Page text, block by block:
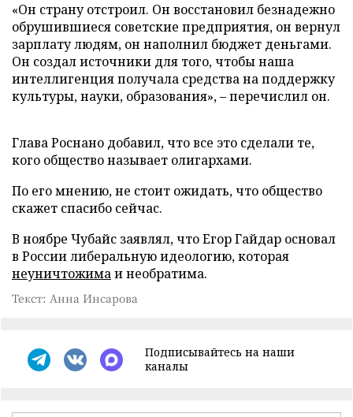
«Он страну отстроил. Он восстановил безнадежно
обрушившиеся советские предприятия, он вернул
зарплату людям, он наполнил бюджет деньгами.
Он создал источники для того, чтобы наша
интеллигенция получала средства на поддержку
культуры, науки, образования», – перечислил он.
Глава Роснано добавил, что все это сделали те,
кого общество называет олигархами.
По его мнению, не стоит ожидать, что общество
скажет спасибо сейчас.
В ноябре Чубайс заявлял, что Егор Гайдар основал
в России либеральную идеологию, которая
неуничтожимаи необратима.
Текст: Анна Инсарова
Подписывайтесь на наши
каналы